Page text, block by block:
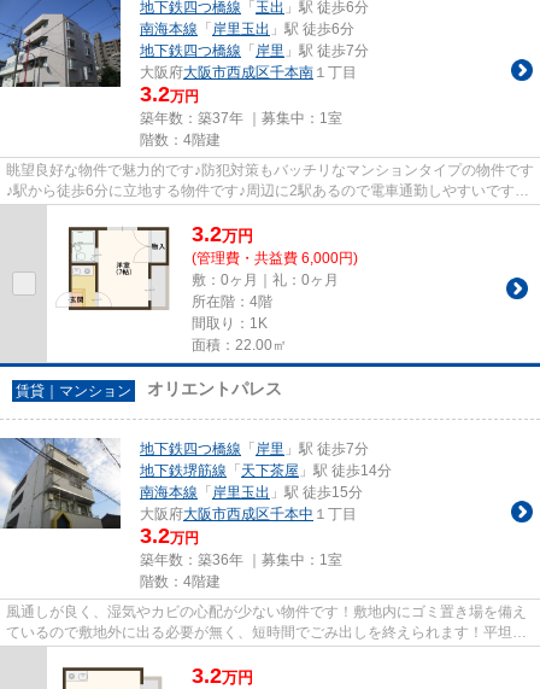
地下鉄四つ橋線 「 玉出 」駅 徒歩6分
南海本線 「 岸里玉出 」駅 徒歩6分
地下鉄四つ橋線 「 岸里 」駅 徒歩7分
大阪府大阪市西成区千本南 １丁目
3.2万円
築年数：築37年 ｜募集中： 1室
階数：4階建
眺望良好な物件で魅力的です♪防犯対策もバッチリなマンションタイプの物件です
♪駅から徒歩6分に立地する物件です♪周辺に2駅あるので電車通勤しやすいです♪
3.2万円
(管理費・共益費 6,000円)
敷：0ヶ月｜礼：0ヶ月
所在階：4階
間取り：1K
面積：22.00㎡
賃貸｜マンション オリエントパレス
地下鉄四つ橋線 「 岸里 」駅 徒歩7分
地下鉄堺筋線 「 天下茶屋 」駅 徒歩14分
南海本線 「 岸里玉出 」駅 徒歩15分
大阪府大阪市西成区千本中 １丁目
3.2万円
築年数：築36年 ｜募集中： 1室
階数：4階建
風通しが良く、湿気やカビの心配が少ない物件です！敷地内にゴミ置き場を備え
ているので敷地外に出る必要が無く、短時間でごみ出しを終えられます！平坦な
3.2万円